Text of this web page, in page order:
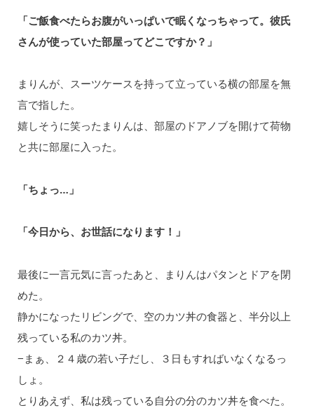
「ご飯食べたらお腹がいっぱいで眠くなっちゃって。彼氏
さんが使っていた部屋ってどこですか？」
まりんが、スーツケースを持って立っている横の部屋を無
言で指した。
嬉しそうに笑ったまりんは、部屋のドアノブを開けて荷物
と共に部屋に入った。
「ちょっ…」
「今日から、お世話になります！」
最後に一言元気に言ったあと、まりんはパタンとドアを閉
めた。
静かになったリビングで、空のカツ丼の食器と、半分以上
残っている私のカツ丼。
−まぁ、２４歳の若い子だし、３日もすればいなくなるっ
しょ。
とりあえず、私は残っている自分の分のカツ丼を食べた。